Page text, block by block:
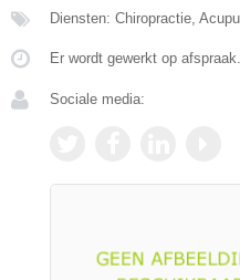
Diensten: Chiropractie,
Er wordt gewerkt op afspraak.
Sociale media: